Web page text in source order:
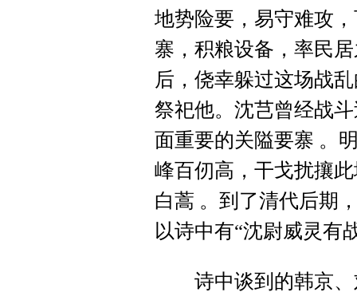
地势险要，易守难攻
寨，积粮设备，率民
后，侥幸躲过这场战
祭祀他。沈芑曾经战
面重要的关隘要寨 。
峰百仞高，干戈扰攘
白蒿 。到了清代后期
以诗中有“沈尉威灵有
诗中谈到的韩京、